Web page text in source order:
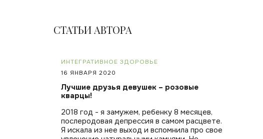
СТАТЬИ АВТОРА
ИНТЕГРАТИВНОЕ ЗДОРОВЬЕ
16 ЯНВАРЯ 2020
Лучшие друзья девушек – розовые
кварцы!
2018 год - я замужем, ребенку 8 месяцев,
послеродовая депрессия в самом расцвете.
Я искала из нее выход и вспомнила про свое